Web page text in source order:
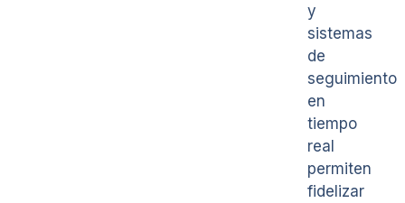
y
sistemas
de
seguimiento
en
tiempo
real
permiten
fidelizar